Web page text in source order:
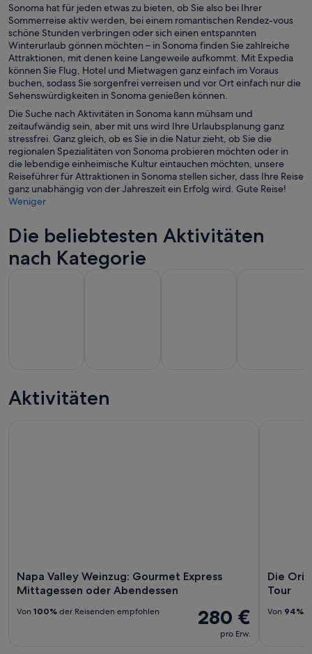
Sonoma hat für jeden etwas zu bieten, ob Sie also bei Ihrer
Sommerreise aktiv werden, bei einem romantischen Rendez-vous
schöne Stunden verbringen oder sich einen entspannten
Winterurlaub gönnen möchten – in Sonoma finden Sie zahlreiche
Attraktionen, mit denen keine Langeweile aufkommt. Mit Expedia
können Sie Flug, Hotel und Mietwagen ganz einfach im Voraus
buchen, sodass Sie sorgenfrei verreisen und vor Ort einfach nur die
Sehenswürdigkeiten in Sonoma genießen können.
Die Suche nach Aktivitäten in Sonoma kann mühsam und
zeitaufwändig sein, aber mit uns wird Ihre Urlaubsplanung ganz
stressfrei. Ganz gleich, ob es Sie in die Natur zieht, ob Sie die
regionalen Spezialitäten von Sonoma probieren möchten oder in
die lebendige einheimische Kultur eintauchen möchten, unsere
Reiseführer für Attraktionen in Sonoma stellen sicher, dass Ihre Reise
ganz unabhängig von der Jahreszeit ein Erfolg wird. Gute Reise!
Weniger
Die beliebtesten Aktivitäten
nach Kategorie
Tagesausflüge & Nachtleben
Aktivitäten
Napa Valley Weinzug: Gourmet Express
Mittagessen oder Abendessen
280 €
pro Erw.
Von 100% der Reisenden empfohlen
Die
Tour
Von 94%